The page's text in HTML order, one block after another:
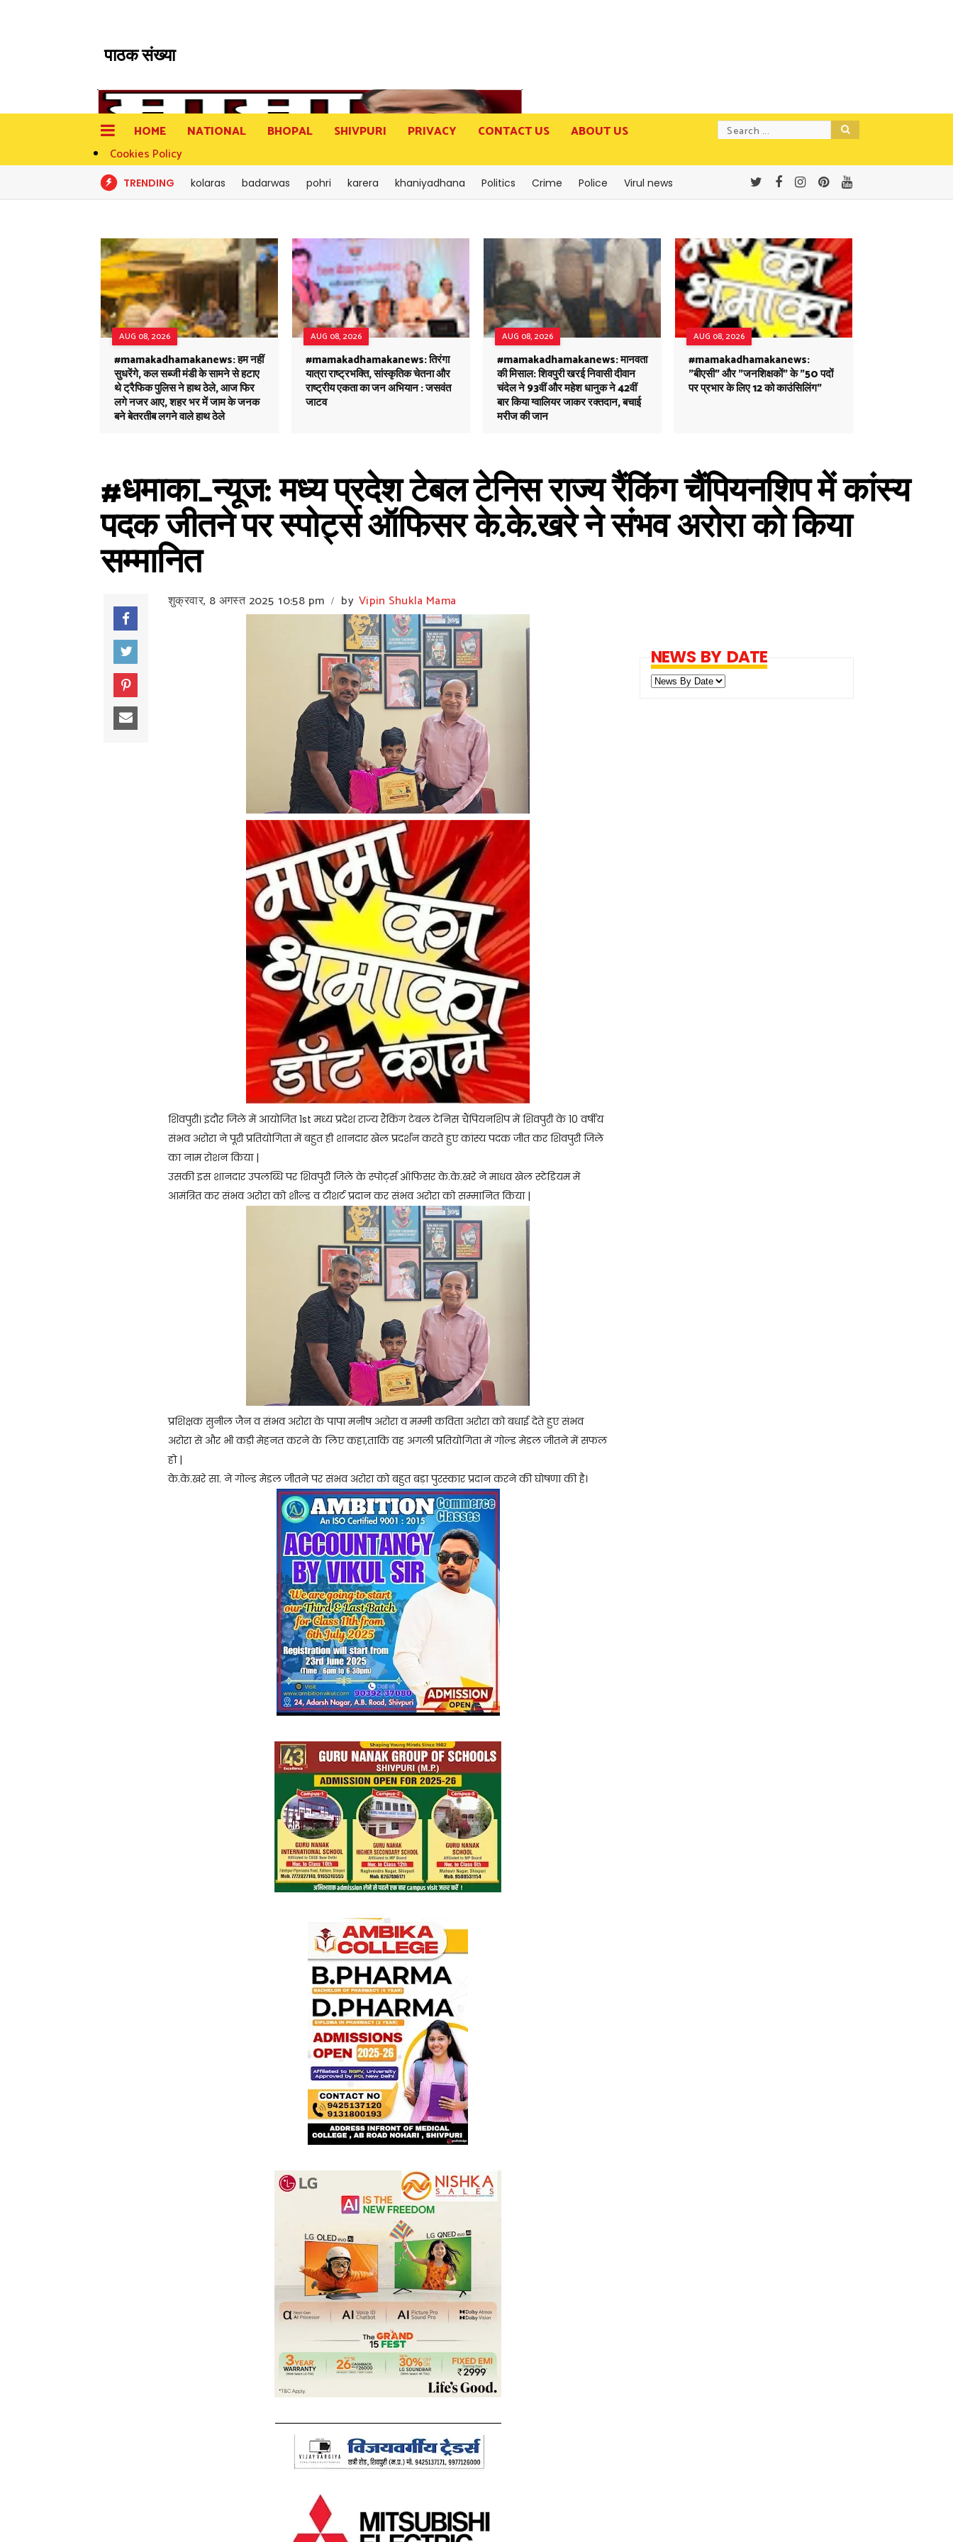
पाठक संख्या
HOME NATIONAL BHOPAL SHIVPURI PRIVACY CONTACT US
ABOUT US
Cookies Policy
TRENDING kolaras badarwas pohri karera khaniyadhana Politics Crime Police Virul news
AUG 08, 2026
#mamakadhamakanews: हम नहीं
सुधरेंगे, कल सब्जी मंडी के सामने से हटाए
थे ट्रैफिक पुलिस ने हाथ ठेले, आज फिर
लगे नजर आए, शहर भर में जाम के जनक
बने बेतरतीब लगने वाले हाथ ठेले
AUG 08, 2026
#mamakadhamakanews: तिरंगा
यात्रा राष्ट्रभक्ति, सांस्कृतिक चेतना और
राष्ट्रीय एकता का जन अभियान : जसवंत
जाटव
AUG 08, 2026
#mamakadhamakanews: मानवता
की मिसाल: शिवपुरी खरई निवासी दीवान
चंदेल ने 93वीं और महेश धानुक ने 42वीं
बार किया ग्वालियर जाकर रक्तदान, बचाई
मरीज की जान
AUG 08, 2026
#mamakadhamakanews:
"बीएसी" और "जनशिक्षकों" के "50 पदों
पर प्रभार के लिए 12 को काउंसिलिंग"
#धमाका_न्यूज: मध्य प्रदेश टेबल टेनिस राज्य रैंकिंग चैंपियनशिप में कांस्य
पदक जीतने पर स्पोर्ट्स ऑफिसर के.के.खरे ने संभव अरोरा को किया
सम्मानित
शुक्रवार, 8 अगस्त 2025 10:58 pm / by Vipin Shukla Mama
शिवपुरी। इंदौर जिले में आयोजित 1st मध्य प्रदेश राज्य रैंकिंग टेबल टेनिस चैंपियनशिप में शिवपुरी के 10 वर्षीय
संभव अरोरा ने पूरी प्रतियोगिता में बहुत ही शानदार खेल प्रदर्शन करते हुए कांस्य पदक जीत कर शिवपुरी जिले
का नाम रोशन किया |
उसकी इस शानदार उपलब्धि पर शिवपुरी जिले के स्पोर्ट्स ऑफिसर के.के.खरे ने माधव खेल स्टेडियम में
आमंत्रित कर संभव अरोरा को शील्ड व टीशर्ट प्रदान कर संभव अरोरा को सम्मानित किया |
प्रशिक्षक सुनील जैन व संभव अरोरा के पापा मनीष अरोरा व मम्मी कविता अरोरा को बधाई देते हुए संभव
अरोरा से और भी कड़ी मेहनत करने के लिए कहा,ताकि वह अगली प्रतियोगिता में गोल्ड मेडल जीतने में सफल
हो |
के.के.खरे सा. ने गोल्ड मेडल जीतने पर संभव अरोरा को बहुत बड़ा पुरस्कार प्रदान करने की घोषणा की है।
NEWS BY DATE